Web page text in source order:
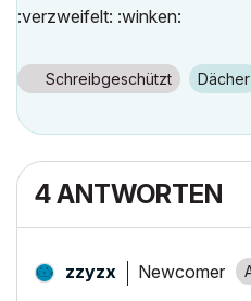
:verzweifelt: :winken:
Schreibgeschützt Dächer
4 ANTWORTEN
zzyzx Newcomer